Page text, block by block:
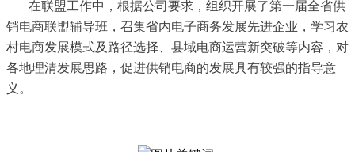
在联盟工作中，根据公司要求，组织开展了第一届全省供
销电商联盟辅导班，召集省内电子商务发展先进企业，学习农
村电商发展模式及路径选择、县域电商运营新突破等内容，对
各地理清发展思路，促进供销电商的发展具有较强的指导意
义。